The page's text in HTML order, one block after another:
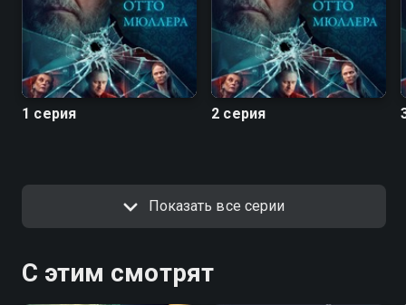
1 серия 2 серия
Показать все серии
С этим смотрят